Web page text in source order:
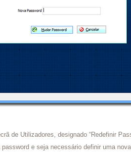
de Utilizadores, designado “Redefinir
e seja necessário definir uma nova.